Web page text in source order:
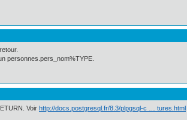
personnes.pers_nom%TYPE.
Voir http://docs.postgresql.fr/8.3/plpgsql-c … tures.html